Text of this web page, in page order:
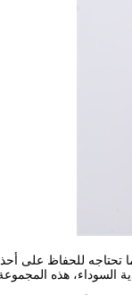
تحتاجه للحفاظ على
السوداء، هذه